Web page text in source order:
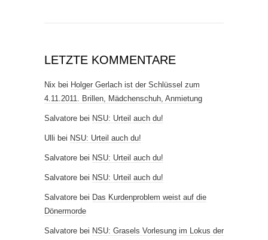
LETZTE KOMMENTARE
Nix bei Holger Gerlach ist der Schlüssel zum
4.11.2011. Brillen, Mädchenschuh, Anmietung
Salvatore bei NSU: Urteil auch du!
Ulli bei NSU: Urteil auch du!
Salvatore bei NSU: Urteil auch du!
Salvatore bei NSU: Urteil auch du!
Salvatore bei Das Kurdenproblem weist auf die
Dönermorde
Salvatore bei NSU: Grasels Vorlesung im Lokus der